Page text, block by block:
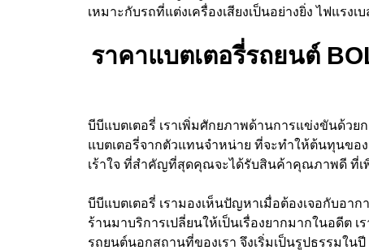
เหมาะกับรถที่แต่งเครื่องเสียงเป็นอย่างยิ่ง ไฟแรงเ
ราคาแบตเตอรี่รถยนต์
บีบีแบตเตอรี่ เราเพิ่มศักยภาพด้านการแข่งขันด้วย
แบตเตอรี่จากตัวแทนจำหน่าย ที่จะทำให้ต้นทุนขอ
เร้าใจ ที่สำคัญที่สุดคุณจะได้รับสินค้าคุณภาพดี ที่เ
บีบีแบตเตอรี่ เรามองเห็นปัญหาเมื่อต้องเจอกับอา
ร้านมาบริการเปลี่ยนให้เป็นเรื่องยากมากในอดีต
รถยนต์นอกสถานที่ของเรา จึงเริ่มเป็นรูปธรรมใน